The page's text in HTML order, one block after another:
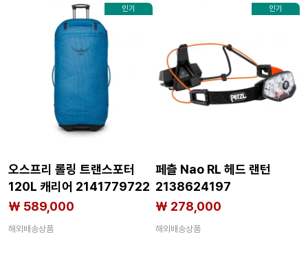
인기
오스프리 롤링 트랜스포터
120L 캐리어 2141779722
₩ 589,000
해외배송상품
인기
페츨 Nao RL 헤드 랜턴
2138624197
₩ 278,000
해외배송상품